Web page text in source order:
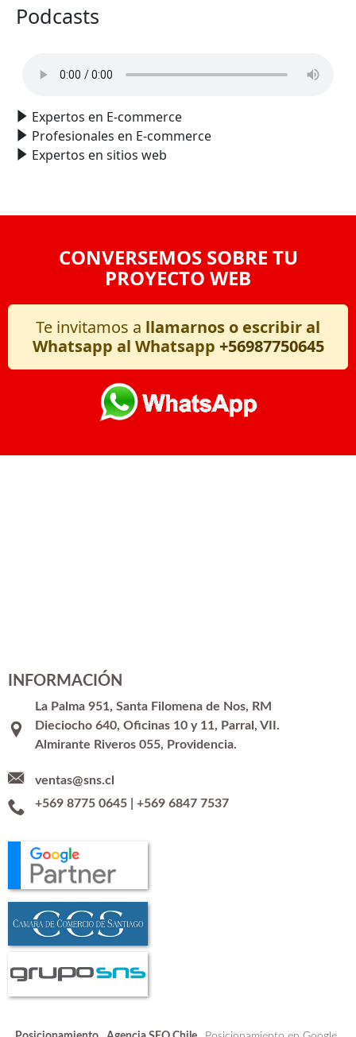
Podcasts
Expertos en E-commerce
Profesionales en E-commerce
Expertos en sitios web
CONVERSEMOS SOBRE TU
PROYECTO WEB
Te invitamos a llamarnos o escribir al
Whatsapp al Whatsapp +56987750645
INFORMACIÓN
La Palma 951, Santa Filomena de Nos, RM
Dieciocho 640, Oficinas 10 y 11, Parral, VII.
Almirante Riveros 055, Providencia.
ventas@sns.cl
+569 8775 0645| +569 6847 7537